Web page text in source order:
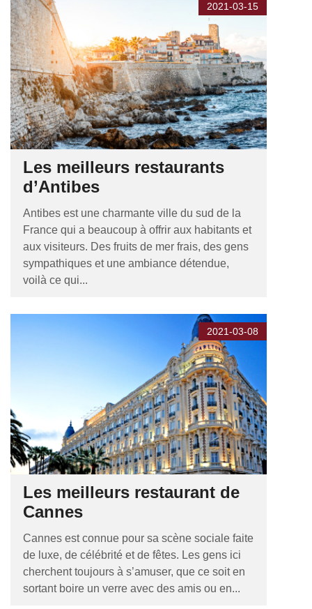
2021-03-15
Les meilleurs restaurants
d’Antibes
Antibes est une charmante ville du sud de la
France qui a beaucoup à offrir aux habitants et
aux visiteurs. Des fruits de mer frais, des gens
sympathiques et une ambiance détendue,
voilà ce qui...
2021-03-08
Les meilleurs restaurant de
Cannes
Cannes est connue pour sa scène sociale faite
de luxe, de célébrité et de fêtes. Les gens ici
cherchent toujours à s’amuser, que ce soit en
sortant boire un verre avec des amis ou en...